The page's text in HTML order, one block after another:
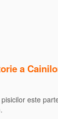
a
este